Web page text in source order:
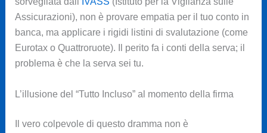
Assicurazioni), non è provare empatia per il tuo conto in
banca, ma applicare i rigidi listini di svalutazione (come
Eurotax o Quattroruote). Il perito fa i conti della serva; il
problema è che la serva sei tu.
L’illusione del “Tutto Incluso” al momento della firma
Il vero colpevole di questo dramma non è